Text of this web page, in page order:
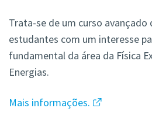
Trata-se de um curso avançado
estudantes com um interesse
fundamental da área da Física
Energias.
Mais informações.